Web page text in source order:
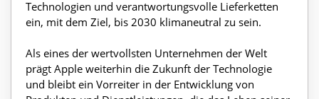
Technologien und verantwortungsvolle Lieferketten
ein, mit dem Ziel, bis 2030 klimaneutral zu sein.
Als eines der wertvollsten Unternehmen der Welt
prägt Apple weiterhin die Zukunft der Technologie
und bleibt ein Vorreiter in der Entwicklung von